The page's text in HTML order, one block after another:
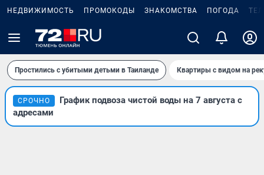
НЕДВИЖИМОСТЬ ПРОМОКОДЫ ЗНАКОМСТВА ПОГОДА
Простились с убитыми детьми в Таиланде Квартиры с видом на
СРОЧНО
График подвоза чистой воды на 7 августа с
адресами